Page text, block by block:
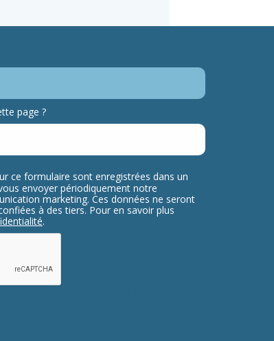
page ?
ce formulaire sont enregistrées dans un
envoyer périodiquement notre
marketing. Ces données ne seront
à des tiers. Pour en savoir plus
.